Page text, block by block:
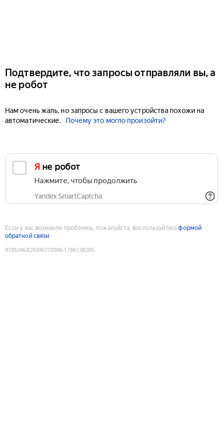
Подтвердите, что запросы отправляли вы, а
не робот
Нам очень жаль, но запросы с вашего устройства похожи на
автоматические.
Почему это могло произойти?
Я не робот
Нажмите, чтобы продолжить
Yandex SmartCaptcha
Если у вас возникли проблемы, пожалуйста, воспользуйтесьформой
обратной связи
9185246829390772086:1786138285